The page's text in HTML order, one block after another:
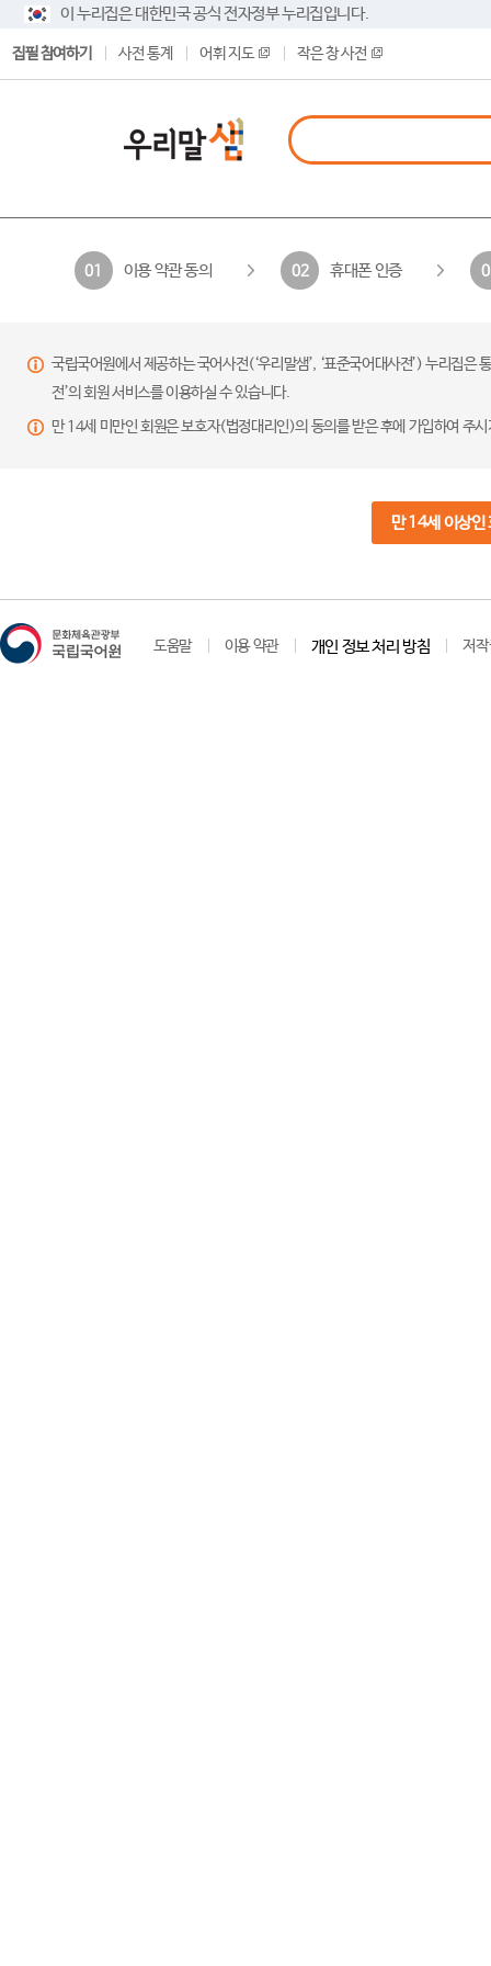
이 누리집은 대한민국 공식 전자정부 누리집입니다.
집필 참여하기 사전 통계 어휘 지도 작은 창 사전
01 이용 약관 동의 02 휴대폰 인증
국립국어원에서 제공하는 국어사전(‘우리말샘’, ‘표준국어대사전’) 누리집
전’의 회원 서비스를 이용하실 수 있습니다.
만 14세 미만인 회원은 보호자(법정대리인)의 동의를 받은 후에 가입하여 주
만 14세 이상인
도움말 이용 약관 개인 정보 처리 방침 저